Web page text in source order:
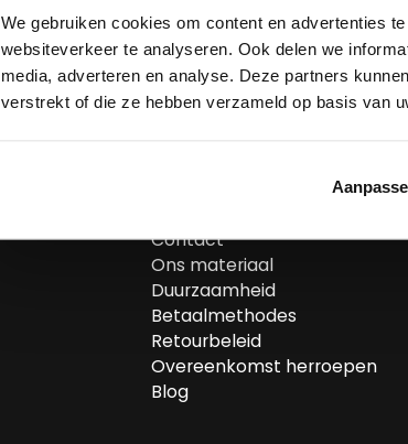
We gebruiken cookies om content en advertenties
websiteverkeer te analyseren. Ook delen we
media, adverteren en analyse. Deze partners
verstrekt of die ze hebben verzameld op basis van
Contact
Ons materiaal
Duurzaamheid
Betaalmethodes
Retourbeleid
Overeenkomst herroepen
Blog